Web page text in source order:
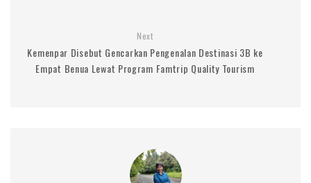
Next
Kemenpar Disebut Gencarkan Pengenalan Destinasi 3B ke
Empat Benua Lewat Program Famtrip Quality Tourism